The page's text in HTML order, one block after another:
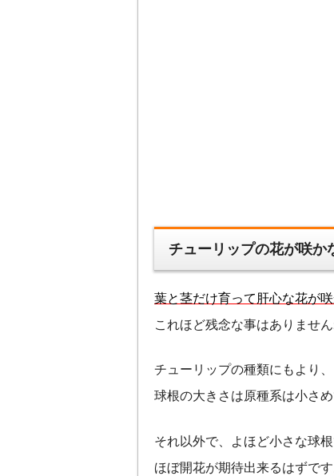
チューリップの花が咲か
葉と茎だけ育って肝心な花が咲
これほど残念な事はありません
チューリップの種類にもより、
球根の大きさは原種系は小さめ
それ以外で、よほど小さな球
ほぼ開花が期待出来るはずです